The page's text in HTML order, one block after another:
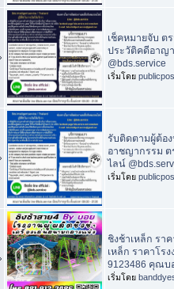
เช็คหมายจับ ต
ประวัติคดีอาญ
@bds.service
เริ่มโดย
รับติดตามผู้ต้อ
อาชญากรรม ต
ไลน์
เริ่มโดย
ชิงช้าเหล็ก รา
เหล็ก ราคาโร
9123486 คุณบ
เริ่มโดย